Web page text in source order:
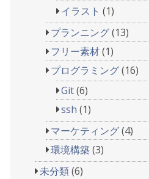
イラスト (1)
プランニング(13)
フリー素材(1)
プログラミング(16)
Git(6)
ssh (1)
マーケティング(4)
環境構築(3)
未分類(6)